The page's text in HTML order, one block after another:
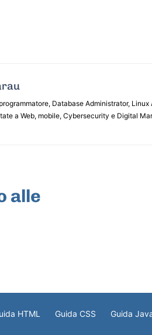
Database Administrator,
a Web, mobile, Cybersecurity e Digital
alle
HTML Guida CSS Guida